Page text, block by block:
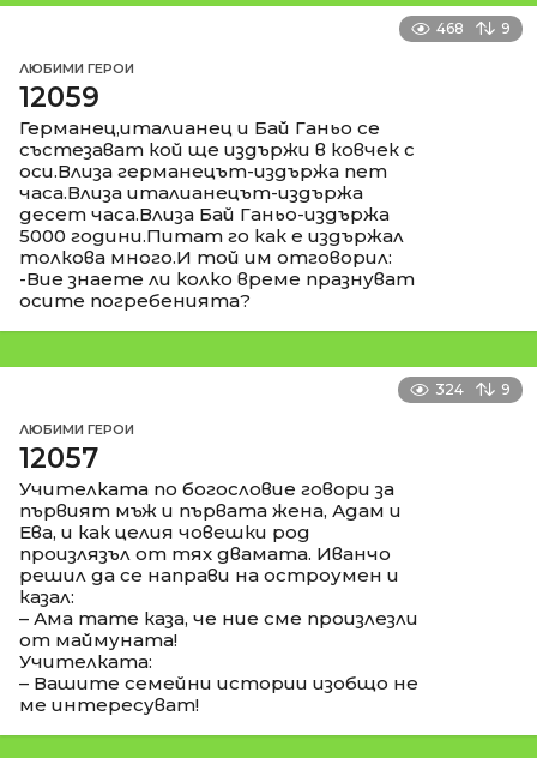
468 9
ЛЮБИМИ ГЕРОИ
12059
Германец,италианец и Бай Ганьо се
състезават кой ще издържи в ковчек с
оси.Влиза германецът-издържа пет
часа.Влиза италианецът-издържа
десет часа.Влиза Бай Ганьо-издържа
5000 години.Питат го как е издържал
толкова много.И той им отговорил:
-Вие знаете ли колко време празнуват
осите погребенията?
324 9
ЛЮБИМИ ГЕРОИ
12057
Учителката по богословие говори за
първият мъж и първата жена, Адам и
Ева, и как целия човешки род
произлязъл от тях двамата. Иванчо
решил да се направи на остроумен и
казал:
– Ама тате каза, че ние сме произлезли
от маймуната!
Учителката:
– Вашите семейни истории изобщо не
ме интересуват!